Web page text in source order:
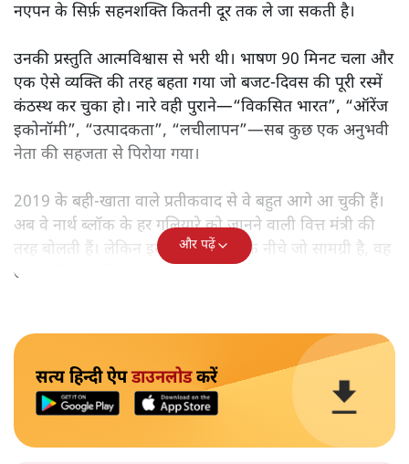
नएपन के सिर्फ़ सहनशक्ति कितनी दूर तक ले जा सकती है।
उनकी प्रस्तुति आत्मविश्वास से भरी थी। भाषण 90 मिनट चला और
एक ऐसे व्यक्ति की तरह बहता गया जो बजट‑दिवस की पूरी रस्में
कंठस्थ कर चुका हो। नारे वही पुराने—“विकसित भारत”, “ऑरेंज
इकोनॉमी”, “उत्पादकता”, “लचीलापन”—सब कुछ एक अनुभवी
नेता की सहजता से पिरोया गया।
2019 के बही‑खाता वाले प्रतीकवाद से वे बहुत आगे आ चुकी हैं।
अब वे नार्थ ब्लॉक के हर गलियारे को जानने वाली वित्त मंत्री की
तरह बोलती हैं। लेकिन इस आत्मविश्वास के नीचे जो सामग्री है, वह
उतनी ही अनुमानित और दोहराव भरी।
और पढ़ें
सत्य हिन्दी ऐपडाउनलोडकरें